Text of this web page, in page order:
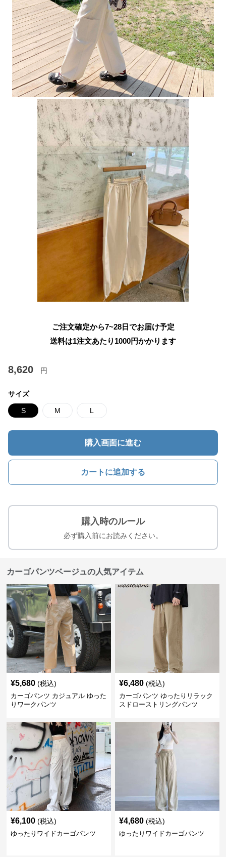
ご注文確定から7~28日でお届け予定
送料は1注文あたり 1000円かかります
8,620 円
サイズ
S M L
購入画面に進む
カートに追加する
購入時のルール
必ず購入前にお読みください。
カーゴパンツベージュの人気アイテム
¥5,680 (税込)
カーゴパンツ カジュアル ゆった
りワークパンツ
¥6,480 (税込)
カーゴパンツ ゆったりリラック
スドローストリングパンツ
¥6,100 (税込)
ゆったりワイドカーゴパンツ
¥4,680 (税込)
ゆったりワイドカーゴパンツ